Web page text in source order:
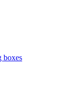
boxes